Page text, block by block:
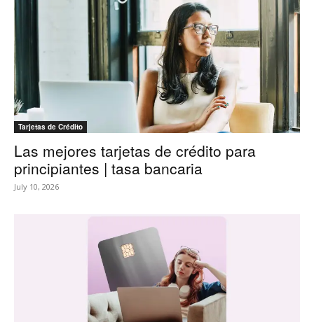
Tarjetas de Crédito
Las mejores tarjetas de crédito para
principiantes | tasa bancaria
July 10, 2026